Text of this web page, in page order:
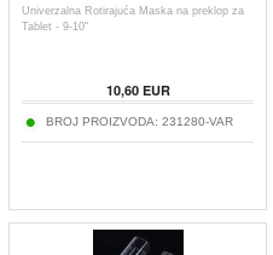
Univerzalna Rotirajuća Maska na preklop za
Tablet - 9-10"
10,60EUR
BROJ PROIZVODA: 231280-VAR